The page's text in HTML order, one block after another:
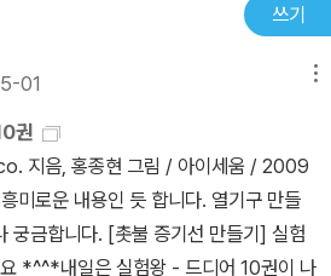
쓰기
01
권
지음, 홍종현 그림 / 아이세움 / 2009
미로운 내용인 듯 합니다. 열기구 만들
궁금합니다. [촛불 증기선 만들기] 실험
*^^*내일은 실험왕 - 드디어 10권이 나